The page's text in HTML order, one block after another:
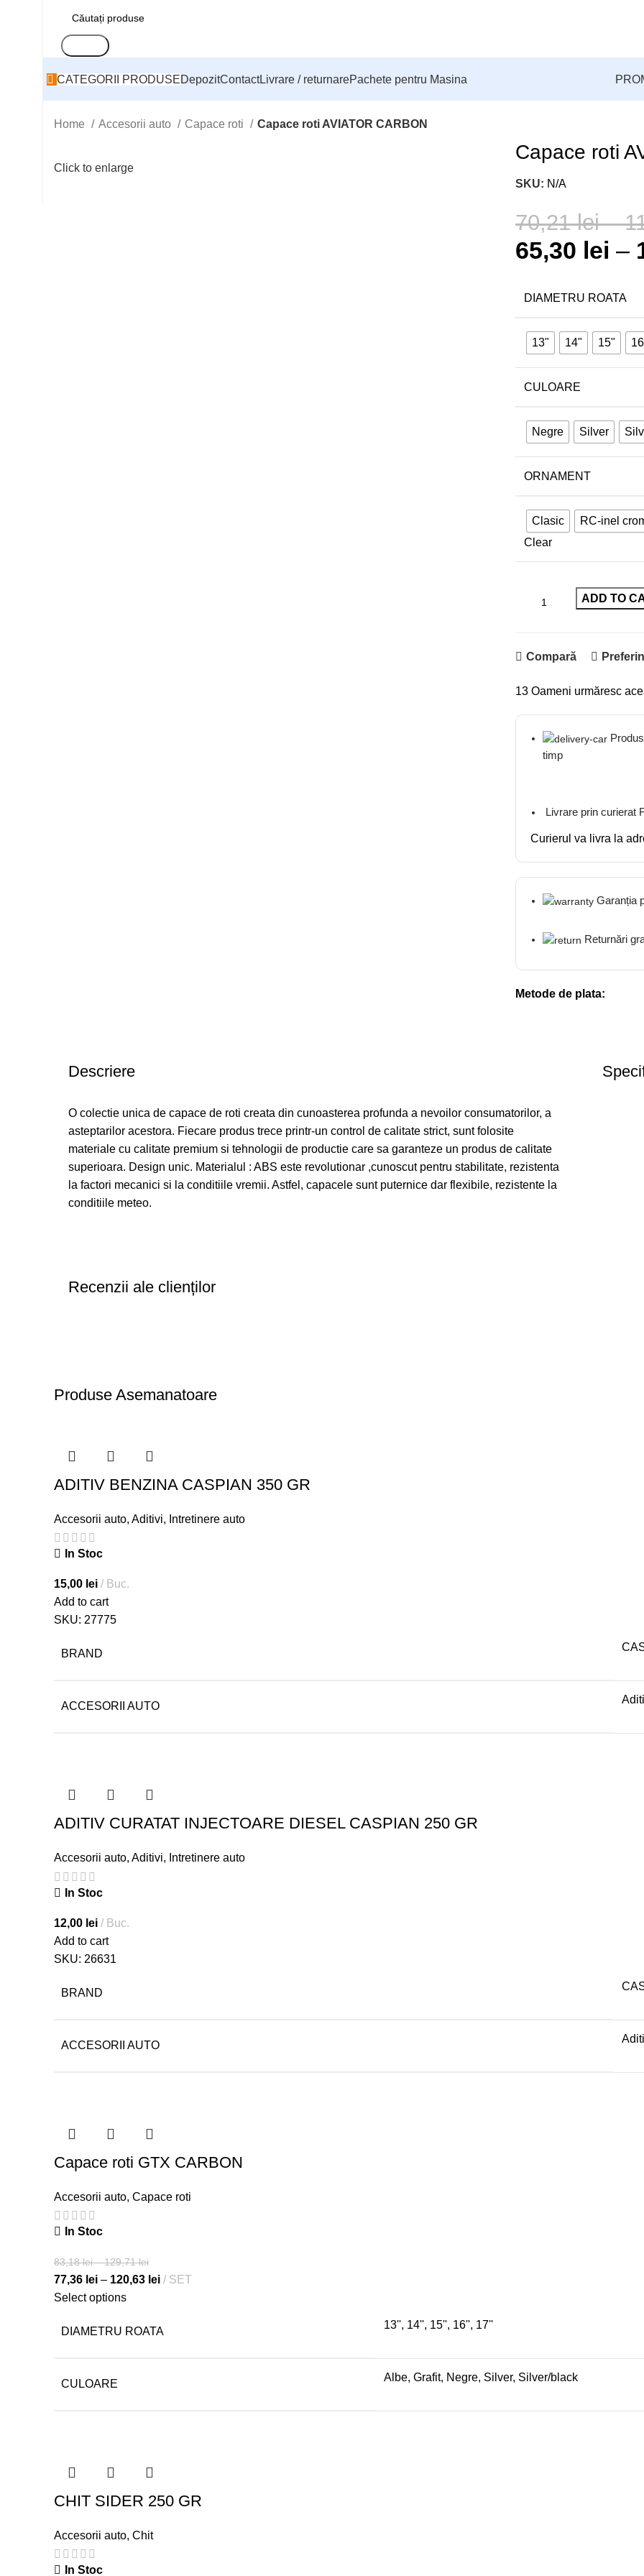
CATEGORII PRODUSEDepozitContactLivrare / returnarePachete pentru Masina
Home Accesorii auto Capace roti Capace roti AVIATOR CARBON
Click to enlarge
Capace roti
SKU: N/A
70,21lei–
65,30 lei –
DIAMETRU ROATA
13" 14" 15"
CULOARE
Negre Silver
ORNAMENT
Clasic RC-inel
Clear
ADD TO
Compară
13 Oameni urmăresc
timp
Livrare prin curierat
Curierul va livra la
Garanția
Returnări
Metode de plata:
Descriere
O colectie unica de capace de roti creata din cunoasterea profunda a nevoilor consumatorilor, a
asteptarilor acestora. Fiecare produs trece printr-un control de calitate strict, sunt folosite
materiale cu calitate premium si tehnologii de productie care sa garanteze un produs de calitate
superioara. Design unic. Materialul : ABS este revolutionar ,cunoscut pentru stabilitate, rezistenta
la factori mecanici si la conditiile vremii. Astfel, capacele sunt puternice dar flexibile, rezistente la
conditiile meteo.
Recenzii ale clienților
Produse Asemanatoare
ADITIV BENZINA CASPIAN 350 GR
Accesorii auto, Aditivi, Intretinere auto
In Stoc
15,00 lei
Buc.
Add to cart
SKU: 27775
BRAND
ACCESORII AUTO
ADITIV CURATAT INJECTOARE DIESEL CASPIAN 250 GR
Accesorii auto, Aditivi, Intretinere auto
In Stoc
12,00 lei
Buc.
Add to cart
SKU: 26631
BRAND
ACCESORII AUTO
Capace roti GTX CARBON
Accesorii auto, Capace roti
In Stoc
83,18lei–129,71lei
77,36 lei – 120,63 lei
SET
Select options
DIAMETRU ROATA
13'', 14'', 15'', 16'', 17''
CULOARE
Albe, Grafit, Negre, Silver, Silver/black
CHIT SIDER 250 GR
Accesorii auto, Chit
In Stoc